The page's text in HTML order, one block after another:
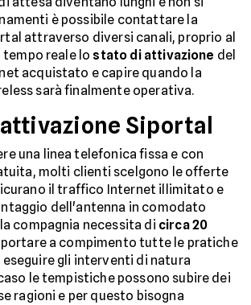
è possibile contattare la
attraverso diversi canali, proprio al
tempo reale lo stato di attivazione del
acquistato e capire quando la
sarà finalmente operativa.
Siportal
una linea telefonica fissa e con
molti clienti scelgono le offerte
il traffico Internet illimitato e
dell'antenna in comodato
compagnia necessita di circa 20
a compimento tutte le pratiche
gli interventi di natura
le tempistiche possono subire dei
ragioni e per questo bisogna